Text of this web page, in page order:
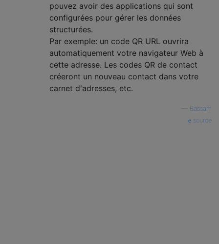
pouvez avoir des applications qui sont
configurées pour gérer les données
structurées.
Par exemple: un code QR URL ouvrira
automatiquement votre navigateur Web à
cette adresse. Les codes QR de contact
créeront un nouveau contact dans votre
carnet d'adresses, etc.
Bassam
source